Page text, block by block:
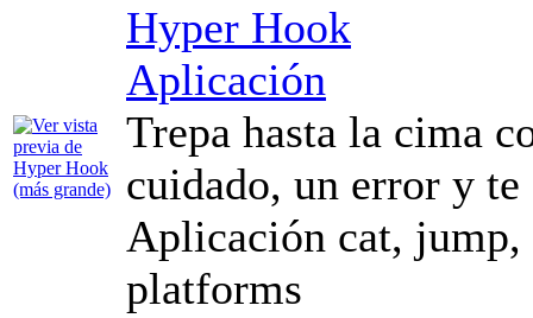
Hyper Hook
Aplicación
Trepa hasta la cima
cuidado, un error y te
Aplicación cat, jump,
platforms